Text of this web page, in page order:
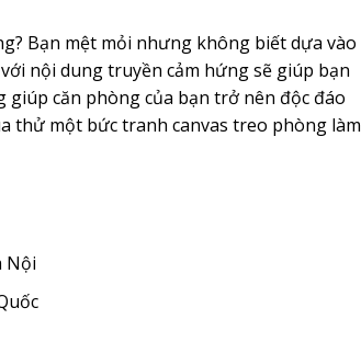
Bạn mệt mỏi nhưng không biết dựa vào
nội dung truyền cảm hứng sẽ giúp bạn
căn phòng của bạn trở nên độc đáo
thử một bức tranh canvas treo phòng làm
Nội